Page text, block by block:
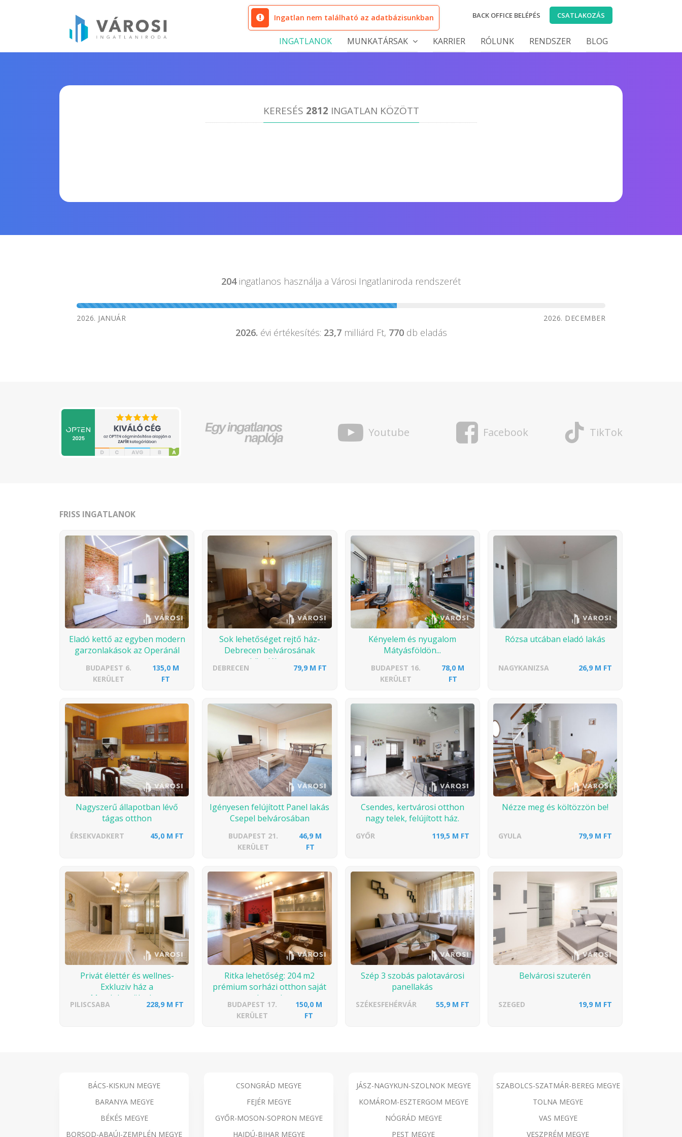
Ingatlan nem található az adatbázisunkban BACK OFFICE BELÉPÉS CSATLAKOZÁS
INGATLANOK MUNKATÁRSAK KARRIER RÓLUNK RENDSZER BLOG
KERESÉS 2812 INGATLAN KÖZÖTT
204ingatlanos használja a Városi Ingatlaniroda rendszerét
2026. JANUÁR 2026. DECEMBER
2026. évi értékesítés: 23,7milliárd Ft, 770db eladás
Youtube Facebook TikTok
FRISS INGATLANOK
Eladó kettő az egyben modern
garzonlakások az Operánál
BUDAPEST 6.
KERÜLET
135,0 M
FT
Sok lehetőséget rejtő ház-
Debrecen belvárosának
közelében
DEBRECEN 79,9 M FT
Kényelem és nyugalom
Mátyásföldön...
BUDAPEST 16.
KERÜLET
78,0 M
FT
Rózsa utcában eladó lakás
NAGYKANIZSA 26,9 M FT
Nagyszerű állapotban lévő
tágas otthon
ÉRSEKVADKERT 45,0 M FT
Igényesen felújított Panel lakás
Csepel belvárosában
BUDAPEST 21.
KERÜLET
46,9 M
FT
Csendes, kertvárosi otthon
nagy telek, felújított ház.
GYŐR 119,5 M FT
Nézze meg és költözzön be!
GYULA 79,9 M FT
Privát élettér és wellnes-
Exkluziv ház a
Magdolnavölgyben
PILISCSABA 228,9 M FT
Ritka lehetőség: 204 m2
prémium sorházi otthon saját
kerttel
BUDAPEST 17.
KERÜLET
150,0 M
FT
Szép 3 szobás palotavárosi
panellakás
SZÉKESFEHÉRVÁR 55,9 M FT
Belvárosi szuterén
SZEGED 19,9 M FT
BÁCS-KISKUN MEGYE
BARANYA MEGYE
BÉKÉS MEGYE
BORSOD-ABAÚJ-ZEMPLÉN MEGYE
CSONGRÁD MEGYE
FEJÉR MEGYE
GYŐR-MOSON-SOPRON MEGYE
HAJDÚ-BIHAR MEGYE
JÁSZ-NAGYKUN-SZOLNOK MEGYE
KOMÁROM-ESZTERGOM MEGYE
NÓGRÁD MEGYE
PEST MEGYE
SZABOLCS-SZATMÁR-BEREG MEGYE
TOLNA MEGYE
VAS MEGYE
VESZPRÉM MEGYE